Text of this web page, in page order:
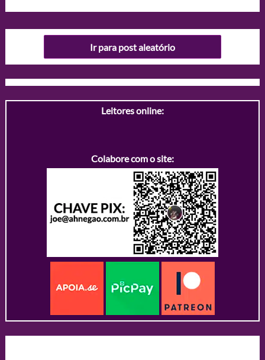
Ir para post aleatório
Leitores online:
Colabore com o site: